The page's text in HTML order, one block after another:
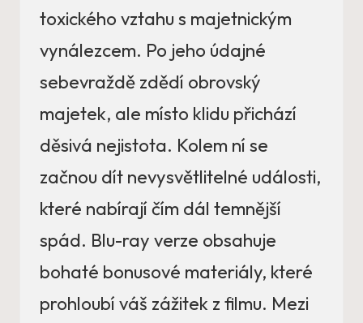
toxického vztahu s majetnickým
vynálezcem. Po jeho údajné
sebevraždě zdědí obrovský
majetek, ale místo klidu přichází
děsivá nejistota. Kolem ní se
začnou dít nevysvětlitelné události,
které nabírají čím dál temnější
spád. Blu-ray verze obsahuje
bohaté bonusové materiály, které
prohloubí váš zážitek z filmu. Mezi